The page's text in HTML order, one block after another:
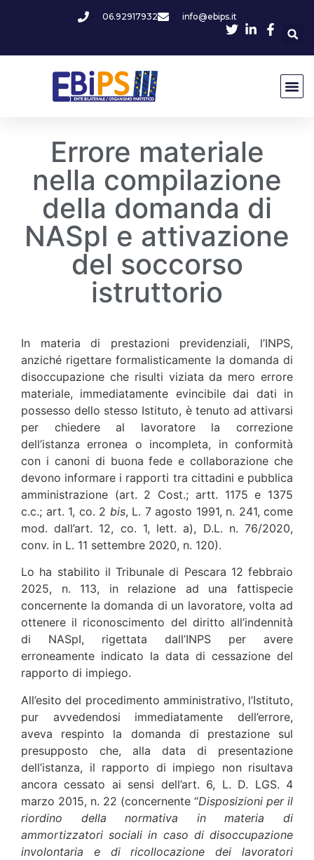
06.92917932 info@ebips.it
Errore materiale
nella compilazione
della domanda di
NASpI e attivazione
del soccorso
istruttorio
In materia di prestazioni previdenziali, l’INPS,
anziché rigettare formalisticamente la domanda di
disoccupazione che risulti viziata da mero errore
materiale, immediatamente evincibile dai dati in
possesso dello stesso Istituto, è tenuto ad attivarsi
per chiedere al lavoratore la correzione
dell’istanza erronea o incompleta, in conformità
con i canoni di buona fede e collaborazione che
devono informare i rapporti tra cittadini e pubblica
amministrazione (art. 2 Cost.; artt. 1175 e 1375
c.c.; art. 1, co. 2 bis, L. 7 agosto 1991, n. 241, come
mod. dall’art. 12, co. 1, lett. a), D.L. n. 76/2020,
conv. in L. 11 settembre 2020, n. 120).
Lo ha stabilito il Tribunale di Pescara 12 febbraio
2025, n. 113, in relazione ad una fattispecie
concernente la domanda di un lavoratore, volta ad
ottenere il riconoscimento del diritto all’indennità
di NASpI, rigettata dall’INPS per avere
erroneamente indicato la data di cessazione del
rapporto di impiego.
All’esito del procedimento amministrativo, l’Istituto,
pur avvedendosi immediatamente dell’errore,
aveva respinto la domanda di prestazione sul
presupposto che, alla data di presentazione
dell’istanza, il rapporto di impiego non risultava
ancora cessato ai sensi dell’art. 6, L. D. LGS. 4
marzo 2015, n. 22 (concernente “Disposizioni per il
riordino della normativa in materia di
ammortizzatori sociali in caso di disoccupazione
involontaria e di ricollocazione dei lavoratori